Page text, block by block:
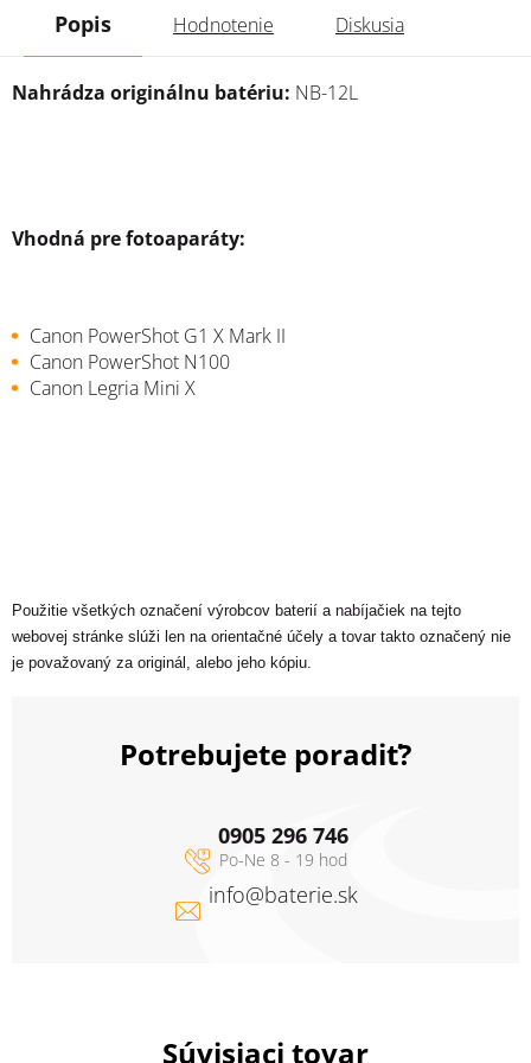
Súvisiaci tovar
Popis Hodnotenie Diskusia
Nahrádza originálnu batériu: NB-12L
Vhodná pre fotoaparáty:
Canon PowerShot G1 X Mark II
Canon PowerShot N100
Canon Legria Mini X
Použitie všetkých označení výrobcov baterií a nabíjačiek na tejto
webovej stránke slúži len na orientačné účely a tovar takto označený nie
je považovaný za originál, alebo jeho kópiu.
Potrebujete poradiť?
info@baterie.sk
0905 296 746